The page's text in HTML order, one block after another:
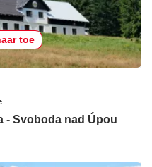
toe
- Svoboda nad Úpou